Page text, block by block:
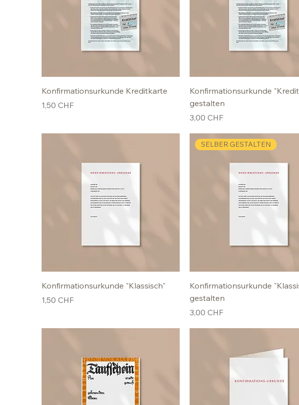
Konfirmationsurkunde Kreditkarte
Preis
1,50 CHF
Konfirmationsurkunde
gestalten
Preis
3,00 CHF
Konfirmationsurkunde "Klassisch"
Preis
1,50 CHF
SELBER GESTALTEN
Konfirmationsurkunde
gestalten
Preis
3,00 CHF